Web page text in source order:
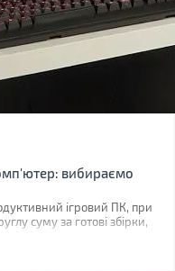
вибираємо
ігровий ПК, при
суму за готові збірки,